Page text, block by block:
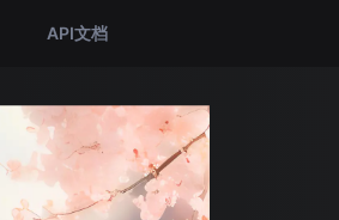
API文档